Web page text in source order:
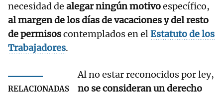
necesidad de alegar ningún motivoespecífico,
al margen de los días devacacionesy del resto
de permisoscontemplados en elEstatuto de los
Trabajadores.
RELACIONADAS
Al no estar reconocidos por ley,
no se consideran un derecho